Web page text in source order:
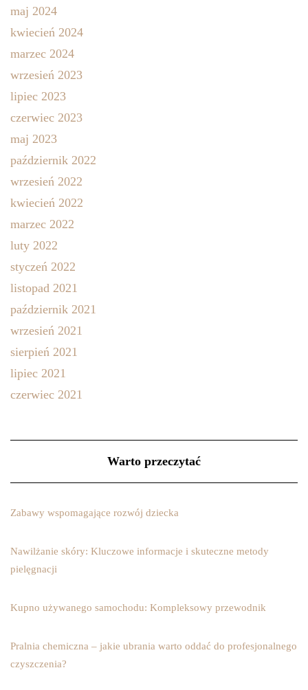
maj 2024
kwiecień 2024
marzec 2024
wrzesień 2023
lipiec 2023
czerwiec 2023
maj 2023
październik 2022
wrzesień 2022
kwiecień 2022
marzec 2022
luty 2022
styczeń 2022
listopad 2021
październik 2021
wrzesień 2021
sierpień 2021
lipiec 2021
czerwiec 2021
Warto przeczytać
Zabawy wspomagające rozwój dziecka
Nawilżanie skóry: Kluczowe informacje i skuteczne metody
pielęgnacji
Kupno używanego samochodu: Kompleksowy przewodnik
Pralnia chemiczna – jakie ubrania warto oddać do profesjonalnego
czyszczenia?